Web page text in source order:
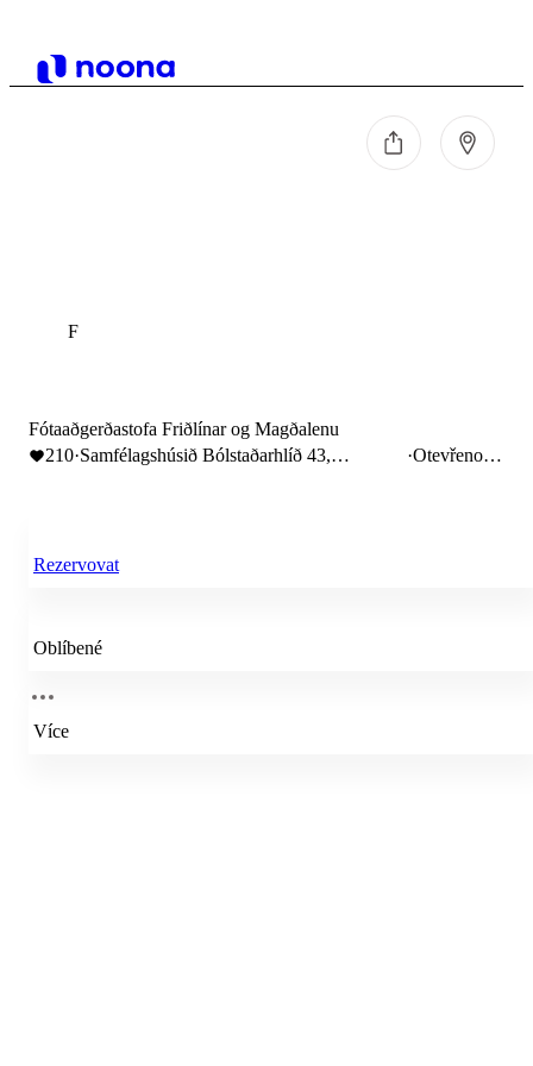
F
Fótaaðgerðastofa Friðlínar og Magðalenu
210·Samfélagshúsið Bólstaðarhlíð 43,
·Otevřeno
Rezervovat
Oblíbené
Více